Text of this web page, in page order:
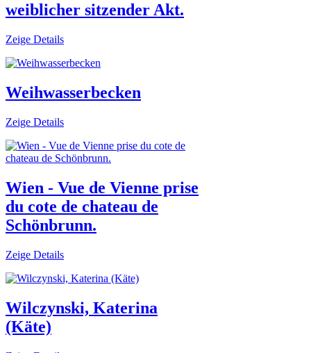
weiblicher sitzender Akt.
Zeige Details
Weihwasserbecken
Zeige Details
Wien - Vue de Vienne prise
du cote de chateau de
Schönbrunn.
Zeige Details
Wilczynski, Katerina
(Käte)